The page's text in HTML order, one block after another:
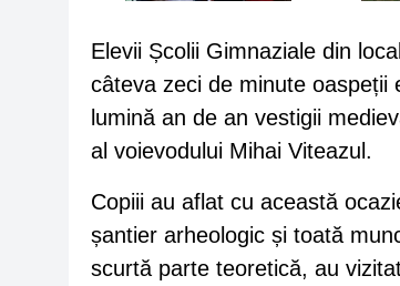
Elevii Școlii Gimnaziale din
câteva zeci de minute oaspeții
lumină an de an vestigii
al voievodului Mihai Viteazul.
Copiii au aflat cu această
șantier arheologic și toată
scurtă parte teoretică, au